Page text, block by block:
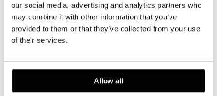
our social media, advertising and analytics partners who
may combine it with other information that you’ve
provided to them or that they’ve collected from your use
of their services.
Allow all
sales@shelbybrothers.com